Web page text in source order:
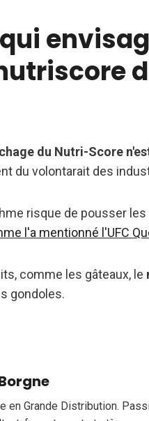
du Nutri-Score
du volontarait des
risque de pousser les
l'a mentionné l'UFC
comme les gâteaux, le
gondoles.
en Grande Distribution.